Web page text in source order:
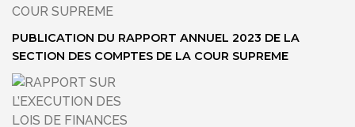
PUBLICATION DU RAPPORT ANNUEL 2023 DE LA
SECTION DES COMPTES DE LA COUR SUPREME